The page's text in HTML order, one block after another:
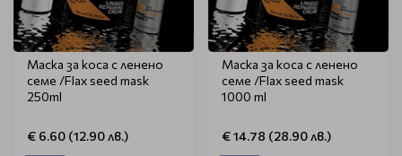
Маска за коса с ленено
семе /Flax seed mask
250ml
€ 6.60 (12.90 лв.)
Маска за коса с ленено
семе /Flax seed mask
1000 ml
€ 14.78 (28.90 лв.)